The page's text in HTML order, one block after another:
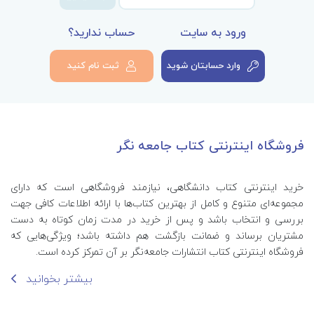
ورود به سایت
وارد حسابتان شوید
حساب ندارید؟
ثبت نام کنید
فروشگاه اینترنتی کتاب جامعه نگر
خرید اینترنتی کتاب‌ دانشگاهی، نیازمند فروشگاهی است که دارای
مجموعه‌ای متنوع و کامل از بهترین کتاب‌ها با ارائه اطلاعات کافی جهت
بررسی و انتخاب باشد و پس از خرید در مدت زمان کوتاه به دست
مشتریان برساند و ضمانت بازگشت هم داشته باشد؛ ویژگی‌هایی که
فروشگاه اینترنتی کتاب انتشارات جامعه‌نگر بر آن تمرکز کرده است.
بیشتر بخوانید